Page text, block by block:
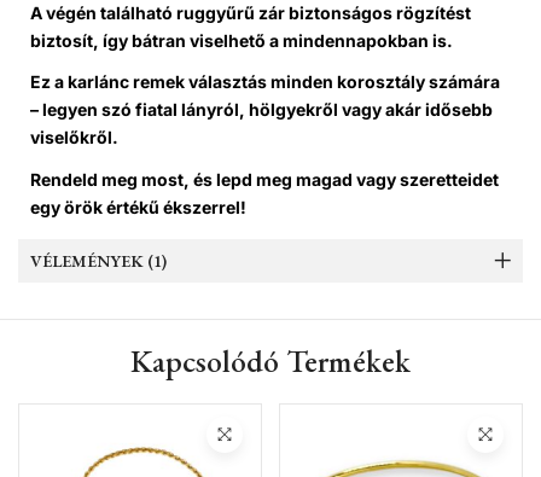
A végén található ruggyűrű zár biztonságos rögzítést
biztosít, így bátran viselhető a mindennapokban is.
Ez a karlánc remek választás minden korosztály számára
– legyen szó fiatal lányról, hölgyekről vagy akár idősebb
viselőkről.
Rendeld meg most, és lepd meg magad vagy szeretteidet
egy örök értékű ékszerrel!
VÉLEMÉNYEK (1)
Kapcsolódó Termékek